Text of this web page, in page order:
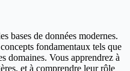
bases de données modernes.
fondamentaux tels que
domaines. Vous apprendrez à
et à comprendre leur rôle